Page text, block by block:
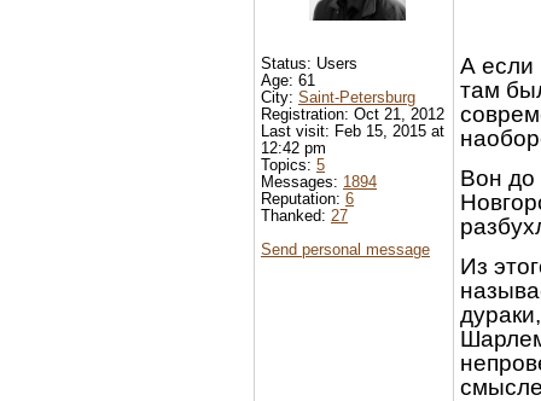
А если
там
Вон до
Из
Status: Users
Age: 61
City: Saint-Petersburg
Registration: Oct 21, 2012
Last visit: Feb 15, 2015 at
12:42 pm
Topics: 5
Messages: 1894
Reputation: 6
Thanked: 27
Send personal message